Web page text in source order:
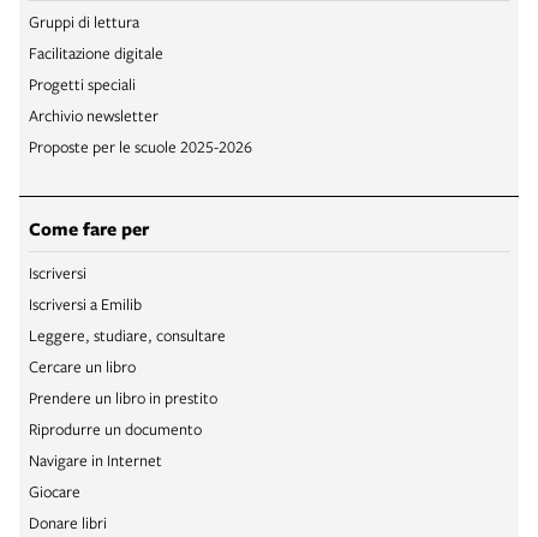
Gruppi di lettura
Facilitazione digitale
Progetti speciali
Archivio newsletter
Proposte per le scuole 2025-2026
Come fare per
Iscriversi
Iscriversi a Emilib
Leggere, studiare, consultare
Cercare un libro
Prendere un libro in prestito
Riprodurre un documento
Navigare in Internet
Giocare
Donare libri